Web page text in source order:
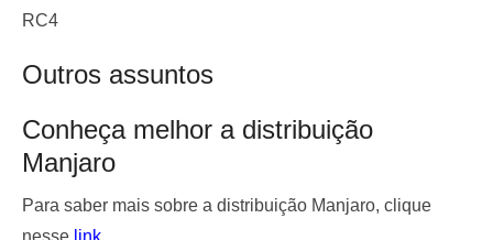
RC4
Outros assuntos
Conheça melhor a distribuição
Manjaro
Para saber mais sobre a distribuição Manjaro, clique